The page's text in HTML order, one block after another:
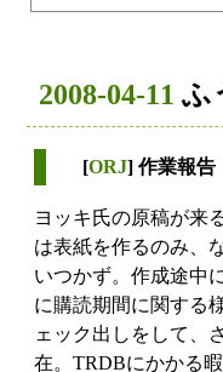
2008-04-11 ふ
[ORJ] 作業報告
ヨッキ氏の原稿が来
は表紙を作るのみ、
いつかず。作成途中
に購読期間に関する
ェック出しをして、
在。TRDBにかかる暇